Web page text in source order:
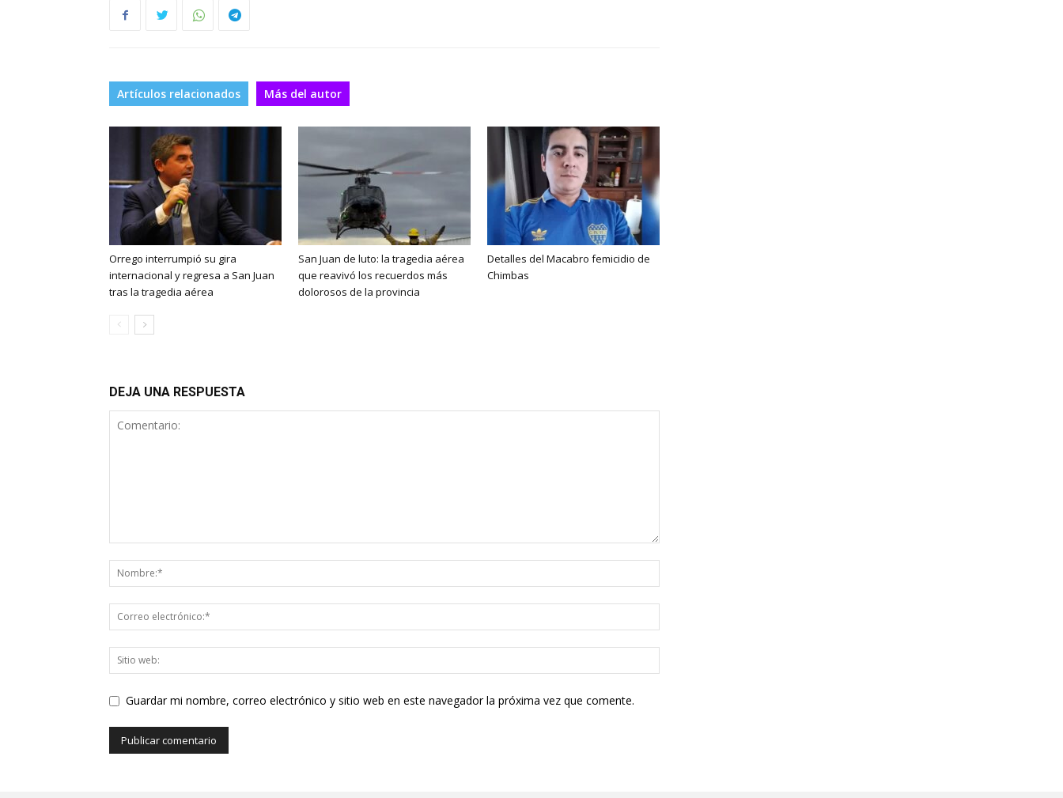
Artículos relacionados Más del autor
Orrego interrumpió su gira
internacional y regresa a San Juan
tras la tragedia aérea
San Juan de luto: la tragedia aérea
que reavivó los recuerdos más
dolorosos de la provincia
Detalles del Macabro femicidio de
Chimbas
DEJA UNA RESPUESTA
Guardar mi nombre, correo electrónico y sitio web en este navegador la próxima vez que comente.